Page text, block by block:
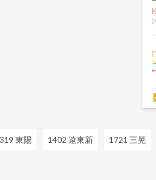
東陽 1402 遠東新 1721 三晃